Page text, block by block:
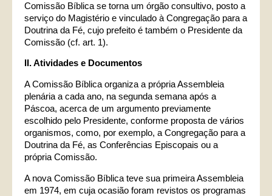
Comissão Bíblica se torna um órgão consultivo, posto a
serviço do Magistério e vinculado à Congregação para a
Doutrina da Fé, cujo prefeito é também o Presidente da
Comissão (cf. art. 1).
II. Atividades e Documentos
A Comissão Bíblica organiza a própria Assembleia
plenária a cada ano, na segunda semana após a
Páscoa, acerca de um argumento previamente
escolhido pelo Presidente, conforme proposta de vários
organismos, como, por exemplo, a Congregação para a
Doutrina da Fé, as Conferências Episcopais ou a
própria Comissão.
A nova Comissão Bíblica teve sua primeira Assembleia
em 1974, em cuja ocasião foram revistos os programas